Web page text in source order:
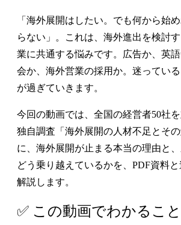
「海外展開はしたい。でも何から始
らない」。これは、海外進出を検討
業に共通する悩みです。広告か、英
会か、海外営業の採用か。迷ってい
が過ぎていきます。
今回の動画では、全国の経営者50社
独自調査「海外展開の人材不足とそ
に、海外展開が止まる本当の理由と
どう乗り越えているかを、PDF資料
解説します。
✅ この動画でわかること